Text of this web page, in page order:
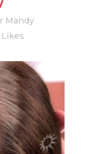
Mandy
Likes